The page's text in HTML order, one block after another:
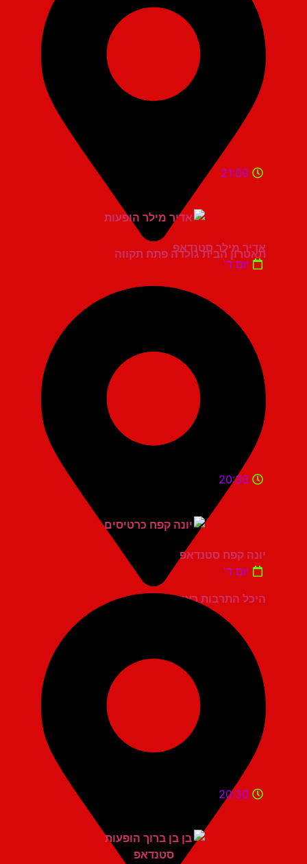
תאטרון הבית גולדה פתח תקווה
21:00
אדיר מילר סטנדאפ
יום ד'
היכל התרבות ראשון לציון
20:30
יונה קפח סטנדאפ
יום ד'
20:30